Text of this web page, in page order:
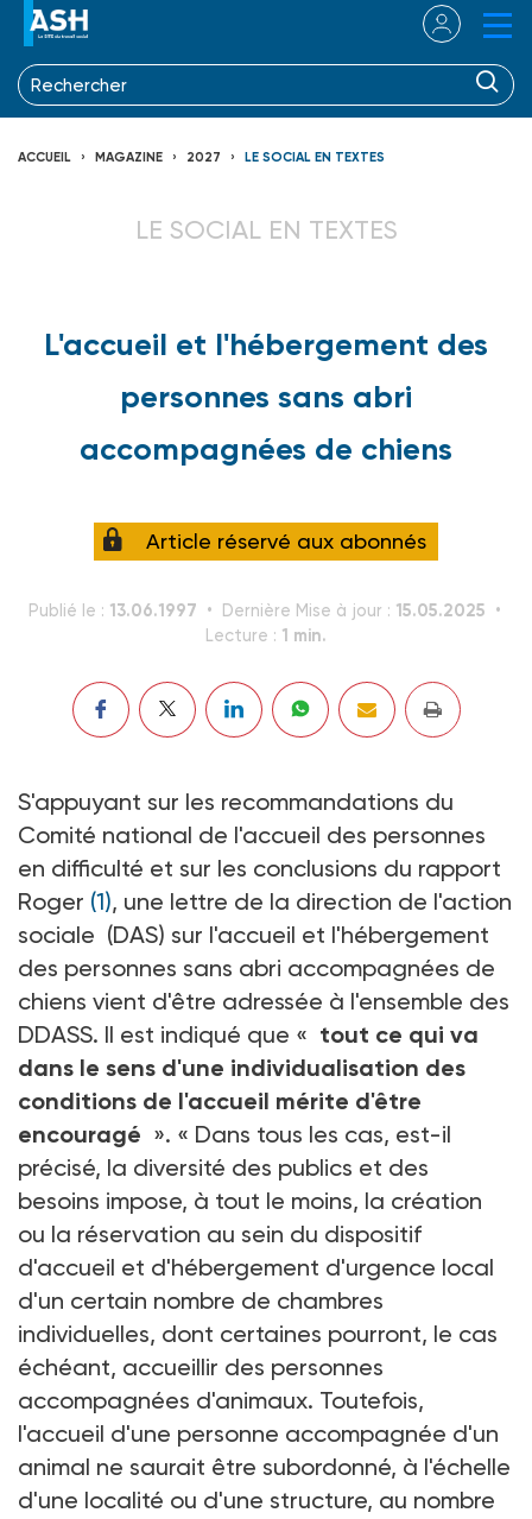
ACCUEIL MAGAZINE 2027 LE SOCIAL EN TEXTES
LE SOCIAL EN TEXTES
L'accueil et l'hébergement des
personnes sans abri
accompagnées de chiens
Article réservé aux abonnés
Publié le : 13.06.1997 Dernière Mise à jour : 15.05.2025
Lecture : 1 min.
S'appuyant sur les recommandations du
Comité national de l'accueil des personnes
en difficulté et sur les conclusions du rapport
Roger (1), une lettre de la direction de l'action
sociale (DAS) sur l'accueil et l'hébergement
des personnes sans abri accompagnées de
chiens vient d'être adressée à l'ensemble des
DDASS. Il est indiqué que « tout ce qui va
dans le sens d'une individualisation des
conditions de l'accueil mérite d'être
encouragé ». « Dans tous les cas, est-il
précisé, la diversité des publics et des
besoins impose, à tout le moins, la création
ou la réservation au sein du dispositif
d'accueil et d'hébergement d'urgence local
d'un certain nombre de chambres
individuelles, dont certaines pourront, le cas
échéant, accueillir des personnes
accompagnées d'animaux. Toutefois,
l'accueil d'une personne accompagnée d'un
animal ne saurait être subordonné, à l'échelle
d'une localité ou d'une structure, au nombre